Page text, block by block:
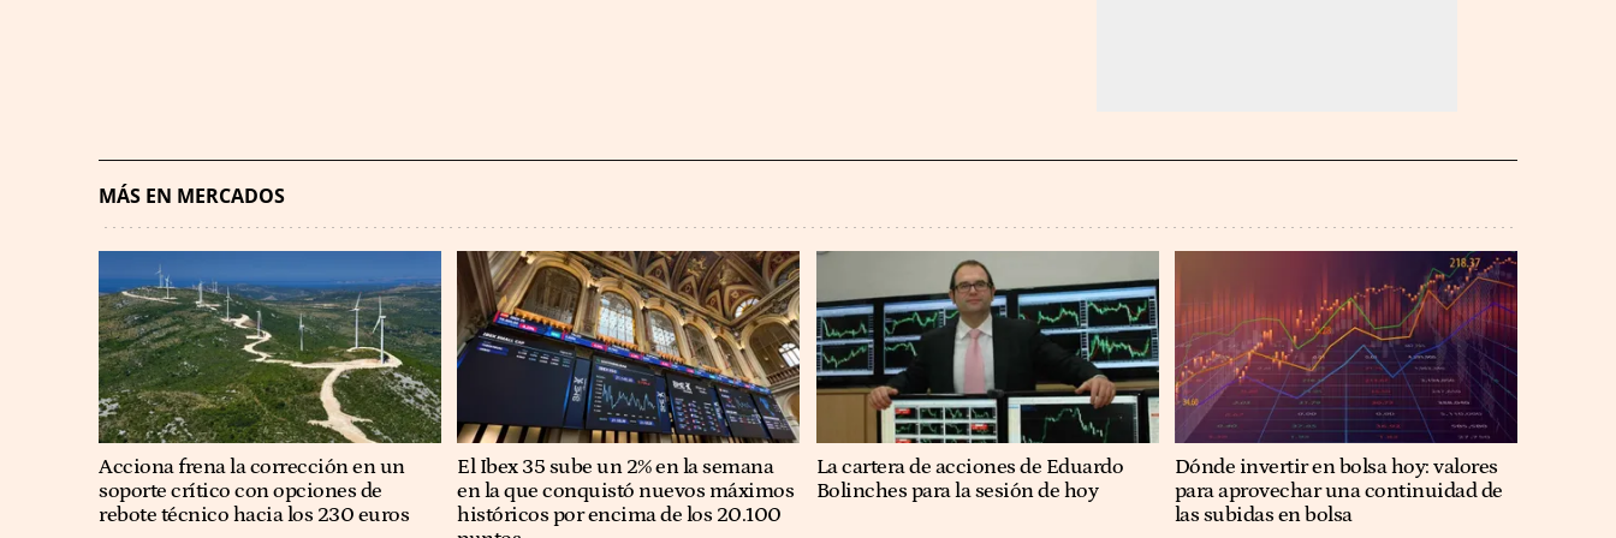
MÁS EN MERCADOS
Acciona frena la corrección en un
soporte crítico con opciones de
rebote técnico hacia los 230 euros
El Ibex 35 sube un 2% en la semana
en la que conquistó nuevos máximos
históricos por encima de los 20.100
La cartera de acciones de Eduardo
Bolinches para la sesión de hoy
Dónde invertir en bolsa hoy: valores
para aprovechar una continuidad de
las subidas en bolsa